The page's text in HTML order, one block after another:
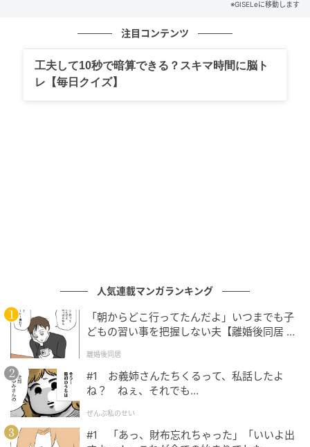
※GISELeに移動します
注目コンテンツ
工夫して10秒で暗算できる？スキマ時間に脳ト
レ【毎日クイズ】
人気連載マンガランキング
「朝からどこ行ってたんだよ」いつまでも子
どもの習い事を把握しない夫【離婚後同居 Vo
離婚後同居
#1 お義姉さんたちくるって、私話したよ
ね？ ねぇ、それでも…
ぜんぶ私のせい
#1 「あっ、財布忘れちゃった」「いいよ出